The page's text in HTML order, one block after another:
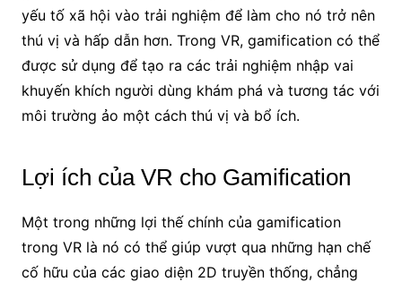
yếu tố xã hội vào trải nghiệm để làm cho nó trở nên
thú vị và hấp dẫn hơn. Trong VR, gamification có thể
được sử dụng để tạo ra các trải nghiệm nhập vai
khuyến khích người dùng khám phá và tương tác với
môi trường ảo một cách thú vị và bổ ích.
Lợi ích của VR cho Gamification
Một trong những lợi thế chính của gamification
trong VR là nó có thể giúp vượt qua những hạn chế
cố hữu của các giao diện 2D truyền thống, chẳng